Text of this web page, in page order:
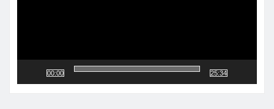
00:00 25:34